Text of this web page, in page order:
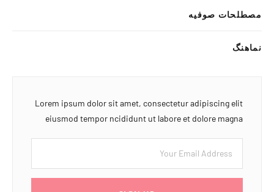
مصطلحات صوفیه
نماهنگ
Lorem ipsum dolor sit amet, consectetur adipiscing elit
eiusmod tempor ncididunt ut labore et dolore magna